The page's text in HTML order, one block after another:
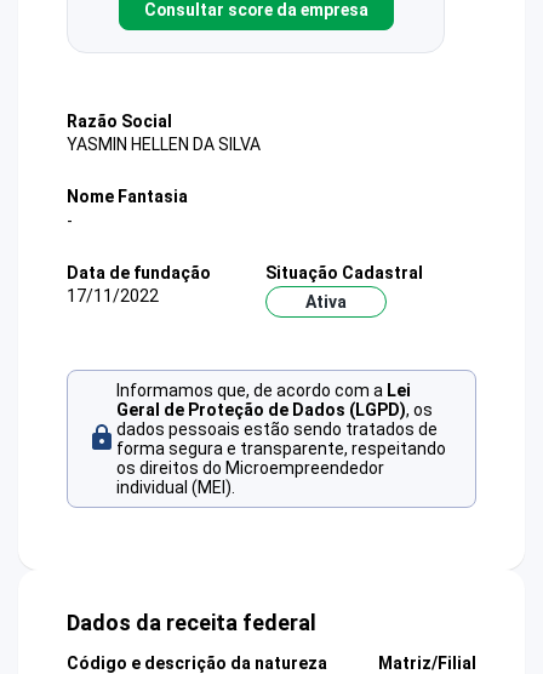
Consultar score da empresa
Razão Social
YASMIN HELLEN DA SILVA
Nome Fantasia
-
Data de fundação
17/11/2022
Situação Cadastral
Ativa
Informamos que, de acordo com a Lei
Geral de Proteção de Dados (LGPD), os
dados pessoais estão sendo tratados de
forma segura e transparente, respeitando
os direitos do Microempreendedor
individual (MEI).
Dados da receita federal
Código e descrição da natureza
Matriz/Filial